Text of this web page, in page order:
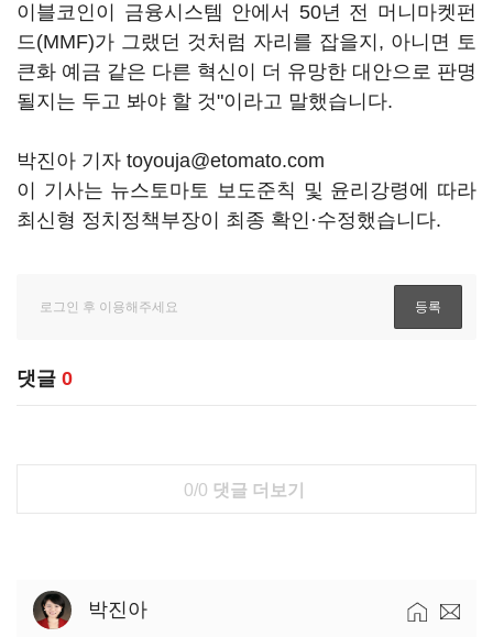
이블코인이 금융시스템 안에서 50년 전 머니마켓펀
드(MMF)가 그랬던 것처럼 자리를 잡을지, 아니면 토
큰화 예금 같은 다른 혁신이 더 유망한 대안으로 판명
될지는 두고 봐야 할 것"이라고 말했습니다.
박진아 기자 toyouja@etomato.com
이 기사는 뉴스토마토 보도준칙 및 윤리강령에 따라
최신형 정치정책부장이 최종 확인·수정했습니다.
댓글 0
0/0 댓글 더보기
박진아